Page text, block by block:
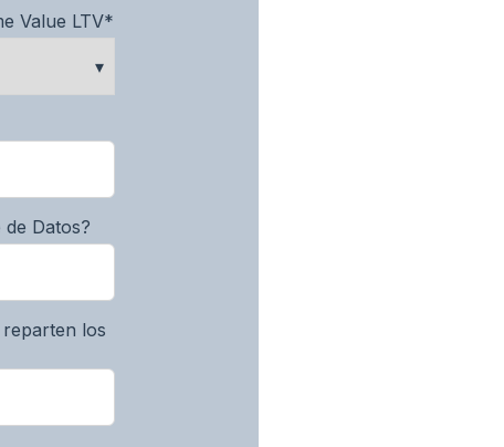
Value LTV*
de Datos?
reparten los